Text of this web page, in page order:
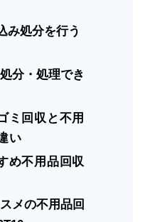
み処分を行う
分・処理でき
ミ回収と不用
い
め不用品回収
メの不用品回